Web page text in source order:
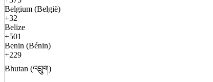
Belgium (België)
+32
Belize
+501
Benin (Bénin)
+229
Bhutan (འབྲུག)